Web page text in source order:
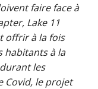
faire face à
Lake 11
offrir à la fois
habitants à la
les
Covid, le projet